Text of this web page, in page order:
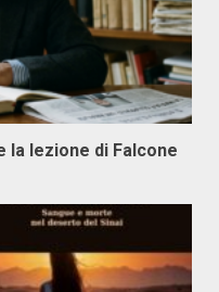
la lezione di Falcone